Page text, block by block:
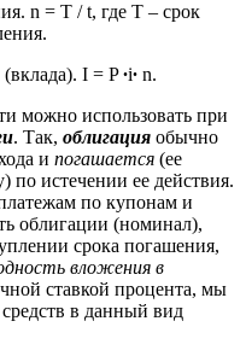
n = T / t, где T – срок
I = P∙i∙ n.
можно использовать при
. Так, облигация обычно
и погашается (ее
по истечении ее действия.
по купонам и
облигации (номинал),
срока погашения,
вложения в
ставкой процента, мы
в данный вид